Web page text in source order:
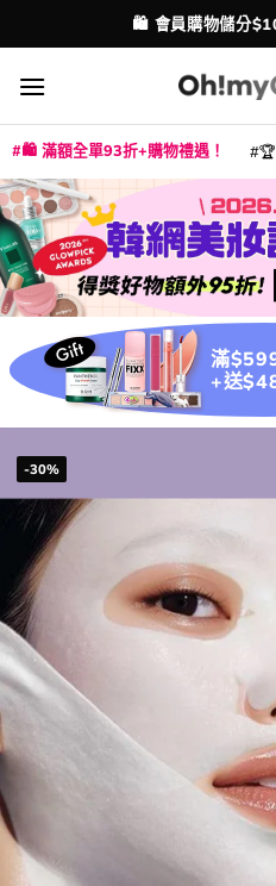
to
content
💳 支援消費券、FPS、八
⭐ 精選產品9折
🛍️ 滿額全單93折+購物禮遇！
滿
+送
-30%